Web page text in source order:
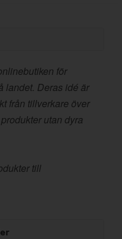
för
landet. Deras idé är
från tillverkare över
utan dyra
till